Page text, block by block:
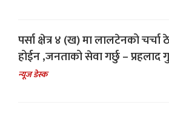
पर्सा क्षेत्र ४ (ख) मा लालटेनको चर्चा
होईन ,जनताको सेवा गर्छु – प्रहलाद
न्यूज डेस्क